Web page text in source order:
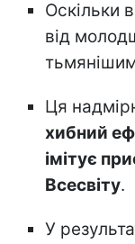
Оскільки
від
Ця
хибний
імітує
Всесвіту.
У